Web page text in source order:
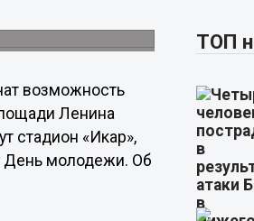
возможность
Ленина
стадион «Икар»,
День молодежи. Об
ТОП